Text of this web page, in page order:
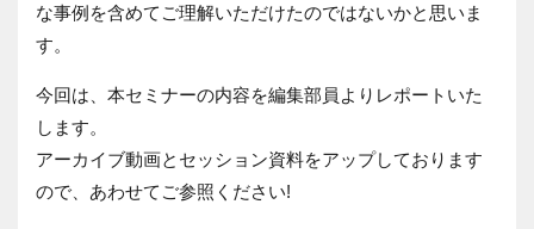
な事例を含めてご理解いただけたのではないかと思いま
す。
今回は、本セミナーの内容を編集部員よりレポートいた
します。
アーカイブ動画とセッション資料をアップしております
ので、あわせてご参照ください!